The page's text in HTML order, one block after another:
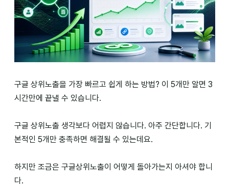
구글 상위노출을 가장 빠르고 쉽게 하는 방법? 이 5개만 알면 3
시간만에 끝낼 수 있습니다.
구글 상위노출 생각보다 어렵지 않습니다. 아주 간단합니다. 기
본적인 5개만 충족하면 해결될 수 있는데요.
하지만 조금은 구글상위노출이 어떻게 돌아가는지 아셔야 합니
다.